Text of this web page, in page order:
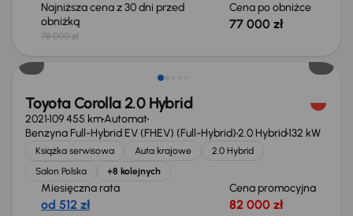
Najniższa cena z 30 dni przed
obniżką
78 000 zł
Cena po obniżce
77 000 zł
Taniej o 1 000 zł
Toyota Corolla 2.0 Hybrid
2021109 455 kmAutomat
Benzyna Full-Hybrid EV (FHEV) (Full-Hybrid)2.0 Hybrid132 kW
Książka serwisowa Auta krajowe
2.0 Hybrid
Salon Polska
+8 kolejnych
Miesięczna rata
od 512 zł
Cena promocyjna
82 000 zł